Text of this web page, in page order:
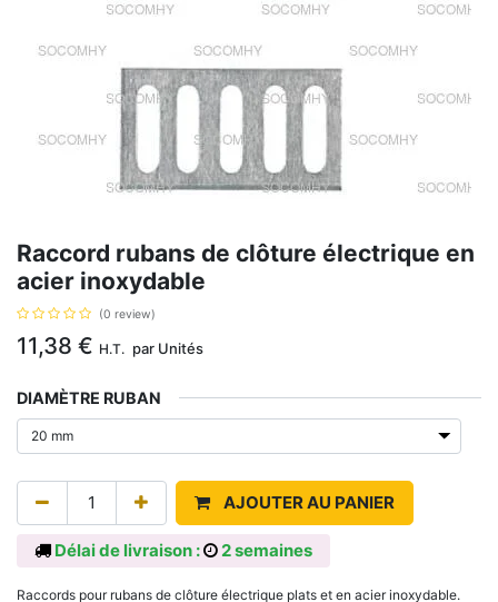
Raccord rubans de clôture électrique en
acier inoxydable
(0 review)
11,38 € H.T. par Unités
DIAMÈTRE RUBAN
AJOUTER AU PANIER
Délai de livraison : 2 semaines
Raccords pour rubans de clôture électrique plats et en acier inoxydable.